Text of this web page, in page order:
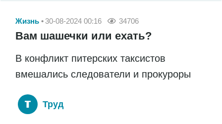
Жизнь 30-08-2024 00:16 34706
Вам шашечки или ехать?
В конфликт питерских таксистов
вмешались следователи и прокуроры
Труд